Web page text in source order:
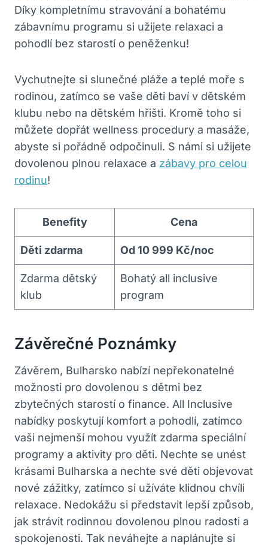
Díky kompletnímu stravování a bohatému
zábavnímu programu si užijete relaxaci a
pohodlí bez starostí o peněženku!
Vychutnejte si slunečné pláže a teplé moře s
rodinou, zatímco se vaše děti baví v dětském
klubu nebo na dětském hřišti. Kromě toho si
můžete dopřát wellness procedury a masáže,
abyste si pořádně odpočinuli. S námi si užijete
dovolenou plnou relaxace a zábavy pro celou
rodinu!
Benefity Cena
Děti zdarma Od 10 999 Kč/noc
Zdarma dětský
klub
Bohatý all inclusive
program
Závěrečné Poznámky
Závěrem, Bulharsko nabízí nepřekonatelné
možnosti pro dovolenou s dětmi bez
zbytečných starostí o finance. All Inclusive
nabídky poskytují komfort a pohodlí, zatímco
vaši nejmenší mohou využít zdarma speciální
programy a aktivity pro děti. Nechte se unést
krásami Bulharska a nechte své děti objevovat
nové zážitky, zatímco si užíváte klidnou chvíli
relaxace. Nedokážu si představit lepší způsob,
jak strávit rodinnou dovolenou plnou radosti a
spokojenosti. Tak neváhejte a naplánujte si